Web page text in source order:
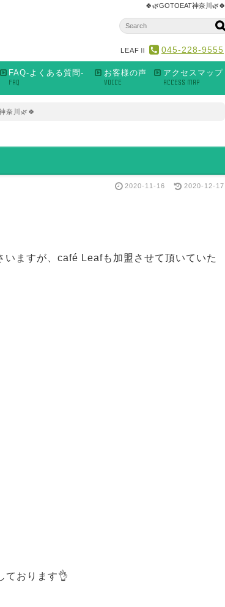
🍀🌿GOTOEAT神奈川🌿🍀
LEAFⅡ 045-228-9555
FAQ-よくある質問-
FAQ
お客様の声
VOICE
アクセスマップ
ACCESS MAP
奈川🌿🍀
2020-11-16 2020-12-17
ますが、café Leafも加盟させて頂いていた
ております👌